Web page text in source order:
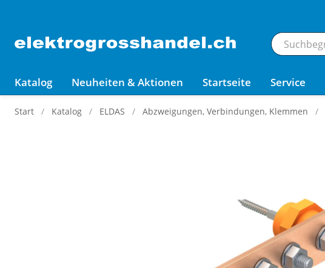
Katalog Neuheiten & Aktionen Startseite Service
Start Katalog ELDAS Abzweigungen, Verbindungen, Klemmen